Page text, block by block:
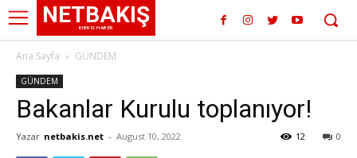
NETBAKIŞ
KIBRIS HABER
Ana Sayfa GÜNDEM
GÜNDEM
Bakanlar Kurulu toplanıyor!
Yazar netbakis.net - August 10, 2022 0
12